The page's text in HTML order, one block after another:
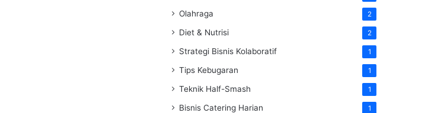
Olahraga 2
Diet & Nutrisi 2
Strategi Bisnis Kolaboratif 1
Tips Kebugaran 1
Teknik Half-Smash 1
Bisnis Catering Harian 1